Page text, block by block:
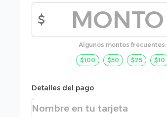
Monto de la donación
$
Algunos montos frecuentes:
$100 $50 $25 $10
Detalles del pago
Nombre completo